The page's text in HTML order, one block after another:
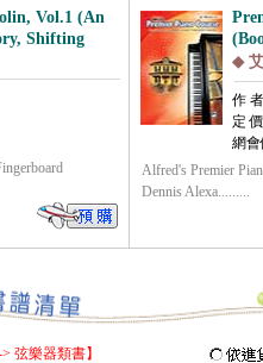
Vol.1 (An
Shifting
◆
作 者
定
網會
Alfred's Premier
Dennis Alexa.........
弦樂器類書】